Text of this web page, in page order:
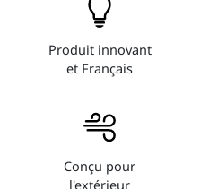
Produit innovant
et Français
Conçu pour
l'extérieur